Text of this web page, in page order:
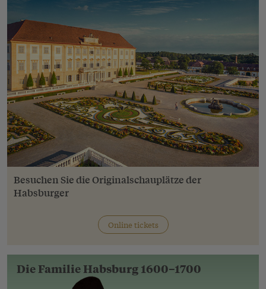
Besuchen Sie die Originalschauplätze der
Habsburger
Online tickets
Die Familie Habsburg1600–1700